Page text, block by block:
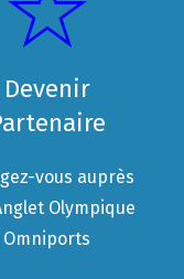
Devenir
vous auprès
Olympique
Omniports